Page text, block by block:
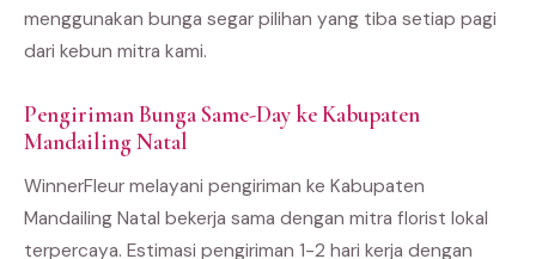
menggunakan bunga segar pilihan yang tiba setiap pagi
dari kebun mitra kami.
Pengiriman Bunga Same-Day ke Kabupaten
Mandailing Natal
WinnerFleur melayani pengiriman ke Kabupaten
Mandailing Natal bekerja sama dengan mitra florist lokal
terpercaya. Estimasi pengiriman 1-2 hari kerja dengan